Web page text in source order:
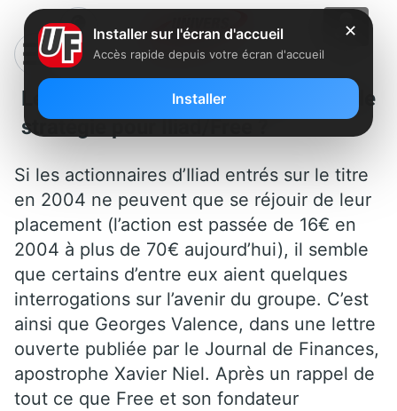
Lettre ouverte à Xavier Niel: Quelle
stratégie pour Iliad/Free ?
Si les actionnaires d’Iliad entrés sur le titre
en 2004 ne peuvent que se réjouir de leur
placement (l’action est passée de 16€ en
2004 à plus de 70€ aujourd’hui), il semble
que certains d’entre eux aient quelques
interrogations sur l’avenir du groupe. C’est
ainsi que Georges Valence, dans une lettre
ouverte publiée par le Journal de Finances,
apostrophe Xavier Niel. Après un rappel de
tout ce que Free et son fondateur
✕
Installer sur l'écran d'accueil
Accès rapide depuis votre écran d'accueil
Installer